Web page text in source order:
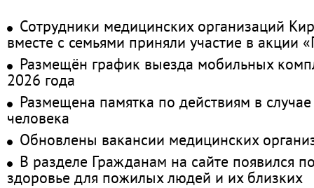
Сотрудники медицинских организаций
вместе с семьями приняли участие в акции
Размещён график выезда мобильных
2026 года
Размещена памятка по действиям в
человека
Обновлены вакансии медицинских
В разделе Гражданам на сайте появился
здоровье для пожилых людей и их близких